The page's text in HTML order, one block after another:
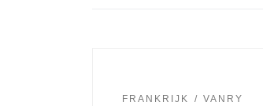
FRANKRIJK VANRY